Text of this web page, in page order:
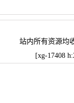
站内所有资源均
[xg-17408